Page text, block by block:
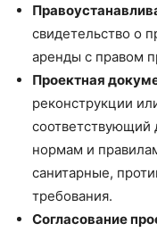
свидетельство о
аренды с правом
Проектная
реконструкции
нормам и
санитарные,
требования.
Согласование